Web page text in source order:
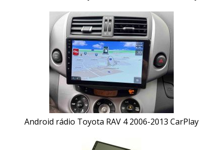
Android rádio Toyota RAV 4 2006-2013 CarPlay